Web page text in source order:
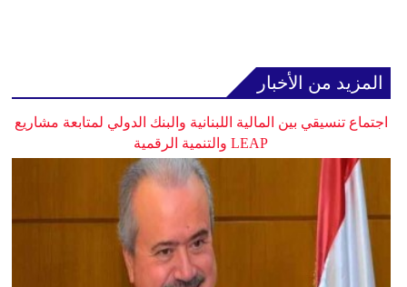
المزيد من الأخبار
اجتماع تنسيقي بين المالية اللبنانية والبنك الدولي لمتابعة مشاريع
LEAP والتنمية الرقمية